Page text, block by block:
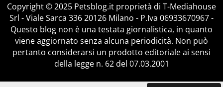
Copyright © 2025 Petsblog.it proprietà di T-Mediahouse
Srl - Viale Sarca 336 20126 Milano - P.Iva 06933670967 -
Questo blog non è una testata giornalistica, in quanto
viene aggiornato senza alcuna periodicità. Non può
pertanto considerarsi un prodotto editoriale ai sensi
della legge n. 62 del 07.03.2001